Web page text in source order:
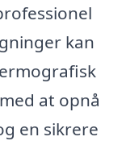
kan
at opnå
en sikrere